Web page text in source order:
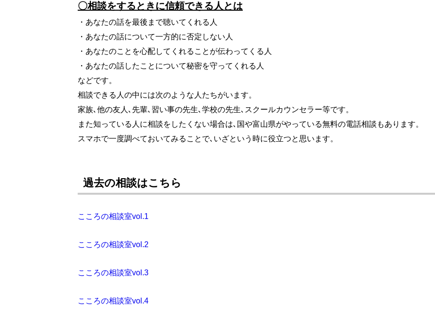
〇相談をするときに信頼できる人とは
・あなたの話を最後まで聴いてくれる人
・あなたの話について一方的に否定しない人
・あなたのことを心配してくれることが伝わってくる人
・あなたの話したことについて秘密を守ってくれる人
などです。
相談できる人の中には次のような人たちがいます。
家族､他の友人､先輩､習い事の先生､学校の先生､スクールカウンセラー等です。
また知っている人に相談をしたくない場合は､国や富山県がやっている無料の電話相談もあります。
スマホで一度調べておいてみることで､いざという時に役立つと思います。
過去の相談はこちら
こころの相談室vol.1
こころの相談室vol.2
こころの相談室vol.3
こころの相談室vol.4